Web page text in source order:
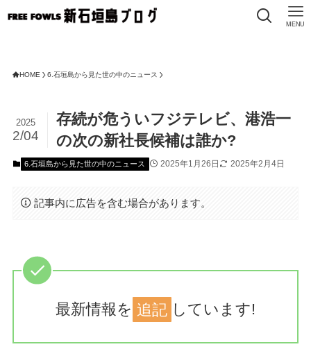
MENU
HOME 6.石垣島から見た世の中のニュース
存続が危ういフジテレビ、港浩一
の次の新社長候補は誰か?
2025
2/04
6.石垣島から見た世の中のニュース 2025年1月26日 2025年2月4日
記事内に広告を含む場合があります。
最新情報を 追記 しています!